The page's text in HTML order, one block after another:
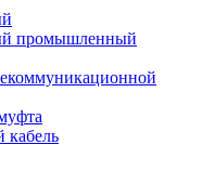
промышленный
кабель